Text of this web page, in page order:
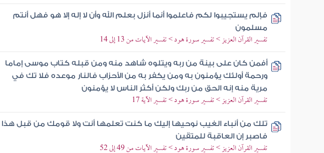
فإلم يستجيبوا لكم فاعلموا أنما أنزل بعلم الله وأن لا إله إلا هو فهل أنتم
مسلمون
تفسير القرآن العزيز > تفسير سورة هود > تفسير الآيات من 13 إلى 14
أفمن كان على بينة من ربه ويتلوه شاهد منه ومن قبله كتاب موسى إماما
ورحمة أولئك يؤمنون به ومن يكفر به من الأحزاب فالنار موعده فلا تك في
مرية منه إنه الحق من ربك ولكن أكثر الناس لا يؤمنون
تفسير القرآن العزيز > تفسير سورة هود > تفسير الآية 17
تلك من أنباء الغيب نوحيها إليك ما كنت تعلمها أنت ولا قومك من قبل هذا
فاصبر إن العاقبة للمتقين
تفسير القرآن العزيز > تفسير سورة هود > تفسير الآيات من 49 إلى 52